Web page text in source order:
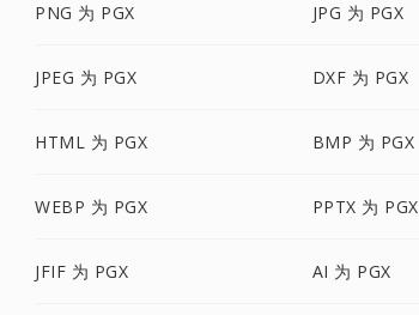
PNG 为 PGX JPG 为 PGX
JPEG 为 PGX DXF 为 PGX
HTML 为 PGX BMP 为 PGX
WEBP 为 PGX PPTX 为 PGX
JFIF 为 PGX AI 为 PGX